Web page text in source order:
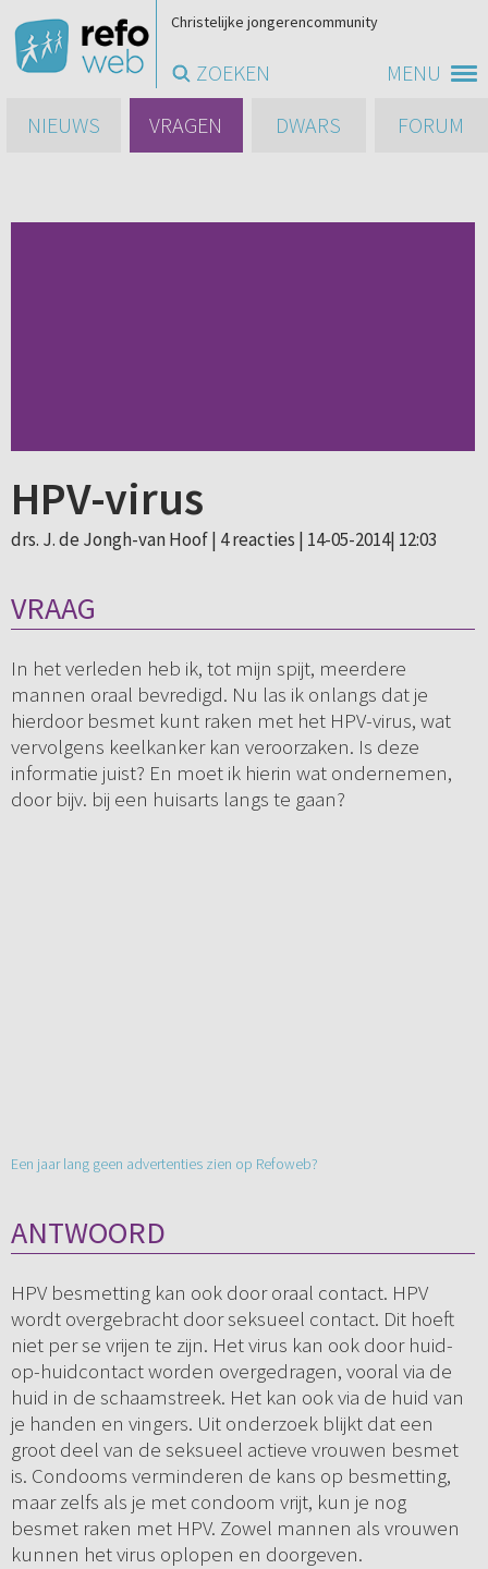
MENU
Christelijke jongerencommunity
ZOEKEN
NIEUWS
VRAGEN DWARS FORUM
HPV-virus
drs. J. de Jongh-van Hoof | 4 reacties | 14-05-2014| 12:03
VRAAG
In het verleden heb ik, tot mijn spijt, meerdere
mannen oraal bevredigd. Nu las ik onlangs dat je
hierdoor besmet kunt raken met het HPV-virus, wat
vervolgens keelkanker kan veroorzaken. Is deze
informatie juist? En moet ik hierin wat ondernemen,
door bijv. bij een huisarts langs te gaan?
Een jaar lang geen advertenties zien op Refoweb?
ANTWOORD
HPV besmetting kan ook door oraal contact. HPV
wordt overgebracht door seksueel contact. Dit hoeft
niet per se vrijen te zijn. Het virus kan ook door huid-
op-huidcontact worden overgedragen, vooral via de
huid in de schaamstreek. Het kan ook via de huid van
je handen en vingers. Uit onderzoek blijkt dat een
groot deel van de seksueel actieve vrouwen besmet
is. Condooms verminderen de kans op besmetting,
maar zelfs als je met condoom vrijt, kun je nog
besmet raken met HPV. Zowel mannen als vrouwen
kunnen het virus oplopen en doorgeven.